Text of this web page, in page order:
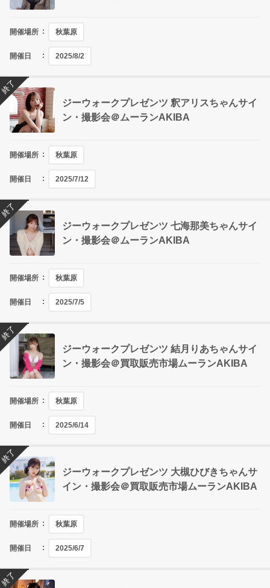
開催場所 秋葉原
開催日 2025/8/2
ジーウォークプレゼンツ 釈アリスちゃんサイ
ン・撮影会＠ムーランAKIBA
開催場所 秋葉原
開催日 2025/7/12
終了
ジーウォークプレゼンツ 七海那美ちゃんサイ
ン・撮影会＠ムーランAKIBA
開催場所 秋葉原
開催日 2025/7/5
終了
ジーウォークプレゼンツ 結月りあちゃんサイ
ン・撮影会＠買取販売市場ムーランAKIBA
開催場所 秋葉原
開催日 2025/6/14
終了
ジーウォークプレゼンツ 大槻ひびきちゃんサ
イン・撮影会＠買取販売市場ムーランAKIBA
開催場所 秋葉原
開催日 2025/6/7
終了
終了